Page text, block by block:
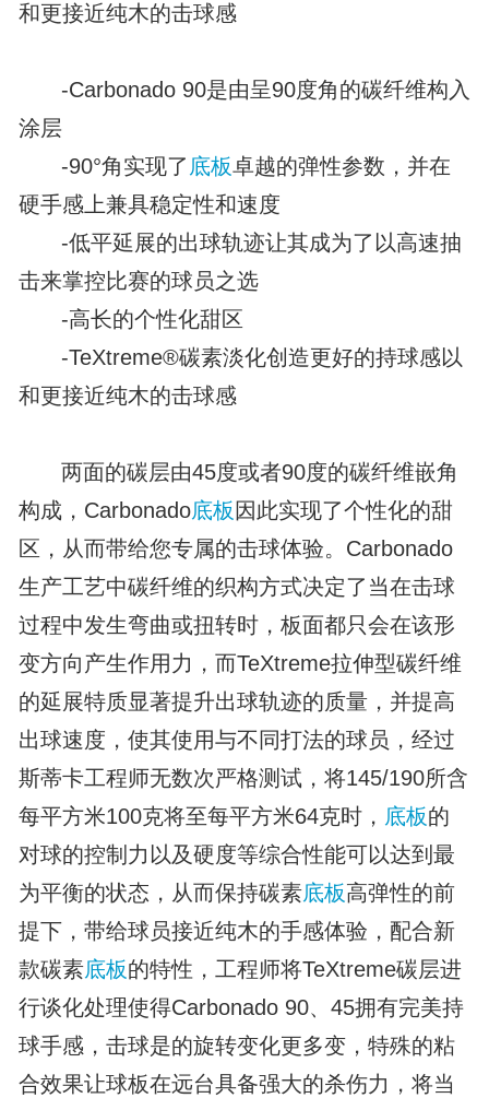
和更接近纯木的击球感
-Carbonado 90是由呈90度角的碳纤维构入
涂层
-90°角实现了 底板卓越的弹性参数，并在
硬手感上兼具稳定性和速度
-低平延展的出球轨迹让其成为了以高速抽
击来掌控比赛的球员之选
-高长的个性化甜区
-TeXtreme®碳素淡化创造更好的持球感以
和更接近纯木的击球感
两面的碳层由45度或者90度的碳纤维嵌角
构成，Carbonado底板 因此实现了个性化的甜
区，从而带给您专属的击球体验。Carbonado
生产工艺中碳纤维的织构方式决定了当在击球
过程中发生弯曲或扭转时，板面都只会在该形
变方向产生作用力，而TeXtreme拉伸型碳纤维
的延展特质显著提升出球轨迹的质量，并提高
出球速度，使其使用与不同打法的球员，经过
斯蒂卡工程师无数次严格测试，将145/190所含
每平方米100克将至每平方米64克时， 底板的
对球的控制力以及硬度等综合性能可以达到最
为平衡的状态，从而保持碳素底板高弹性的前
提下，带给球员接近纯木的手感体验，配合新
款碳素底板的特性，工程师将TeXtreme碳层进
行谈化处理使得Carbonado 90、45拥有完美持
球手感，击球是的旋转变化更多变，特殊的粘
合效果让球板在远台具备强大的杀伤力，将当